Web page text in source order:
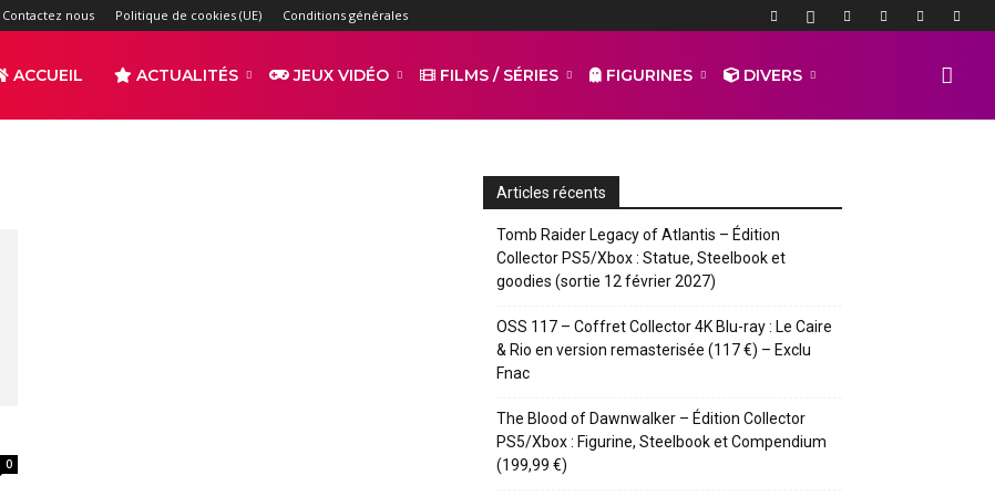
Contactez nous Politique de cookies (UE) Conditions générales
ACCUEIL ACTUALITÉS JEUX VIDÉO FILMS / SÉRIES FIGURINES DIVERS
0
Articles récents
Tomb Raider Legacy of Atlantis – Édition
Collector PS5/Xbox : Statue, Steelbook et
goodies (sortie 12 février 2027)
OSS 117 – Coffret Collector 4K Blu-ray : Le Caire
& Rio en version remasterisée (117 €) – Exclu
Fnac
The Blood of Dawnwalker – Édition Collector
PS5/Xbox : Figurine, Steelbook et Compendium
(199,99 €)